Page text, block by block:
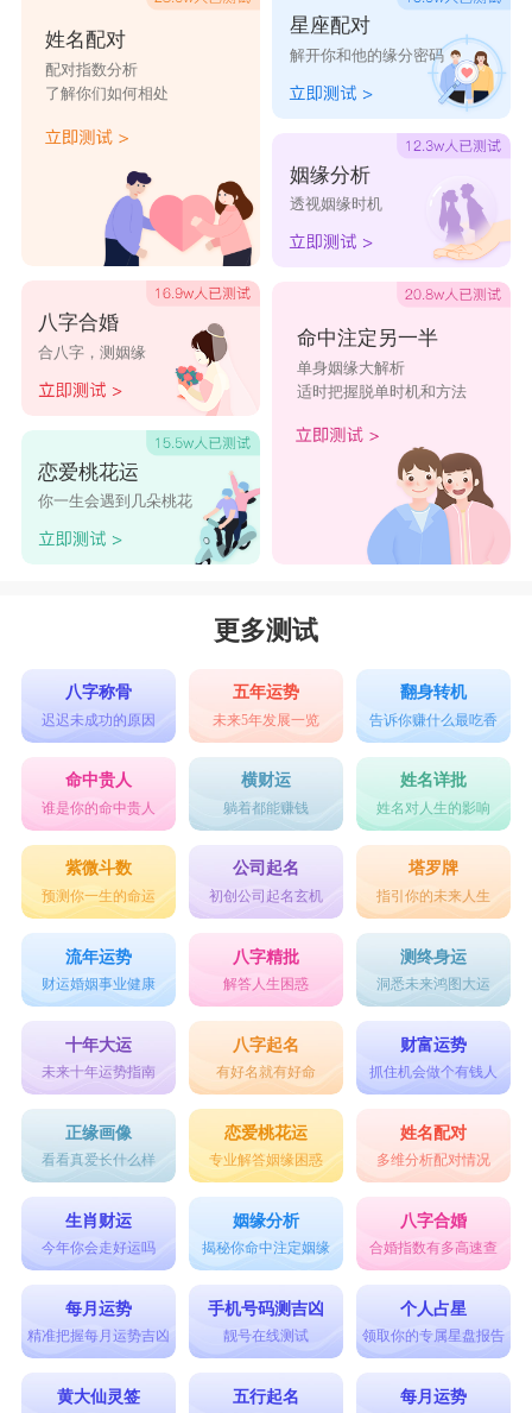
2、甜宠
3、清歌不尽
4、福大運好
5、你好仙哦
6、洒脱做人
7、别话春秋
9、陈年美酒
12、 周杰佗
13、 变形钢筋
14、 浪哩格朗
微信昵称什么名字好听男
2. 风之子
3. 雷霆行者
4. 寂寞先生
5. 时光盗贼
6. 无痕流年
7. 星海游侠
8. 黑暗骑士
9. 极速飞翔
10. 冷月孤星
11. 独行侠客
12. 蓝色幻想
13. 银河旅人
14. 风暴之眼
15. 梦境行者
16. 流云逐月
17. 静水深流
18. 心海航者
姓名配对
配对指数分析
了解你们如何相处
八字合婚
合八字，测姻缘
恋爱桃花运
你一生会遇到几朵桃花
星座配对
解开你和他的缘分密码
姻缘分析
透视姻缘时机
命中注定另一半
单身姻缘大解析
适时把握脱单时机和方法
更多测试
八字称骨
迟迟未成功的原因
五年运势
未来5年发展一览
翻身转机
告诉你赚什么最吃香
命中贵人
谁是你的命中贵人
横财运
躺着都能赚钱
姓名详批
姓名对人生的影响
紫微斗数
预测你一生的命运
公司起名
初创公司起名玄机
塔罗牌
指引你的未来人生
流年运势
财运婚姻事业健康
八字精批
解答人生困惑
测终身运
洞悉未来鸿图大运
十年大运
未来十年运势指南
八字起名
有好名就有好命
财富运势
抓住机会做个有钱人
正缘画像
看看真爱长什么样
恋爱桃花运
专业解答姻缘困惑
姓名配对
多维分析配对情况
生肖财运
今年你会走好运吗
姻缘分析
揭秘你命中注定姻缘
八字合婚
合婚指数有多高速查
每月运势
精准把握每月运势吉凶
手机号码测吉凶
靓号在线测试
个人占星
领取你的专属星盘报告
黄大仙灵签 五行起名 每月运势